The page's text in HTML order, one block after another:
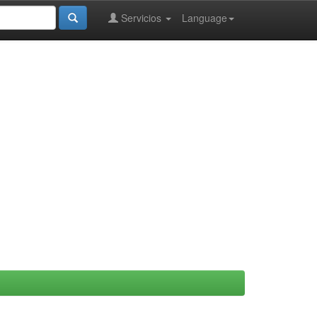
Language
Servicios